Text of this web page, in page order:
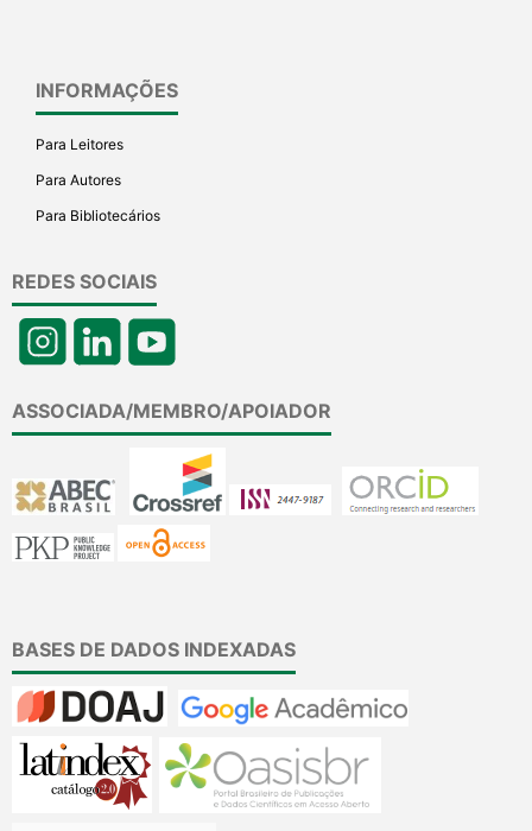
INFORMAÇÕES
Para Leitores
Para Autores
Para Bibliotecários
REDES SOCIAIS
ASSOCIADA/MEMBRO/APOIADOR
BASES DE DADOS INDEXADAS